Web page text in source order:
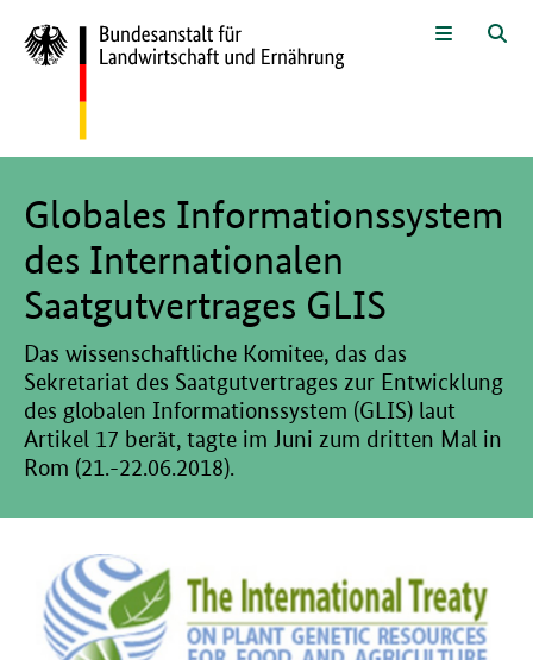
Zur Sprachwahl und Menü
Globales Informationssystem
des Internationalen
Saatgutvertrages GLIS
Das wissenschaftliche Komitee, das das
Sekretariat des Saatgutvertrages zur Entwicklung
des globalen Informationssystem (GLIS) laut
Artikel 17 berät, tagte im Juni zum dritten Mal in
Rom (21.-22.06.2018).